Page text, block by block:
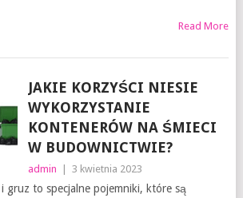
Read More
JAKIE KORZYŚCI NIESIE
WYKORZYSTANIE
KONTENERÓW NA ŚMIECI
W BUDOWNICTWIE?
admin 3 kwietnia 2023
gruz to specjalne pojemniki, które są